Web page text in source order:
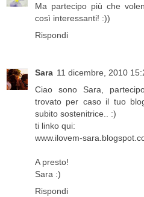
Ma partecipo più che
così interessanti! :))
Rispondi
Sara 11 dicembre, 2010
Ciao sono Sara,
trovato per caso il tuo
subito sostenitrice.. :)
ti linko qui:
www.ilovem-
A presto!
Sara :)
Rispondi